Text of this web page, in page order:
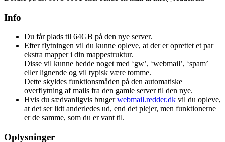
Info
Du får plads til 64GB på den nye server.
Efter flytningen vil du kunne opleve, at der er oprettet et par
ekstra mapper i din mappestruktur.
Disse vil kunne hedde noget med ‘gw’, ‘webmail’, ‘spam’
eller lignende og vil typisk være tomme.
Dette skyldes funktionsmåden på den automatiske
overflytning af mails fra den gamle server til den nye.
Hvis du sædvanligvis brugerwebmail.redder.dk vil du opleve,
at det ser lidt anderledes ud, end det plejer, men funktionerne
er de samme, som du er vant til.
Oplysninger